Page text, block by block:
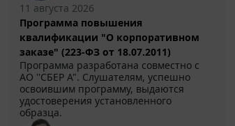
11 августа 2026
Программа повышения
квалификации "О корпоративном
заказе" (223-ФЗ от 18.07.2011)
Программа разработана совместно с
АО ''СБЕР А". Слушателям, успешно
освоившим программу, выдаются
удостоверения установленного
образца.